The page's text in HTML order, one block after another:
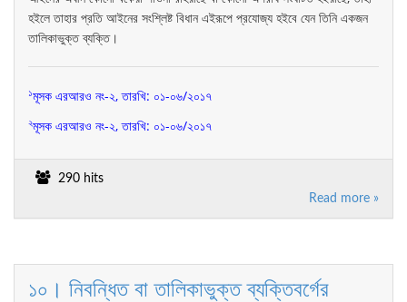
হইলে তাহার প্রতি আইনের সংশ্লিষ্ট বিধান এইরূপে প্রযোজ্য হইবে যেন তিনি একজন
তালিকাভুক্ত ব্যক্তি।
১মূসক এরআরও নং-২, তারখি: ০১-০৬/২০১৭
২মূসক এরআরও নং-২, তারখি: ০১-০৬/২০১৭
290 hits
Read more »
১০। নিবন্ধিত বা তালিকাভুক্ত ব্যক্তিবর্গের